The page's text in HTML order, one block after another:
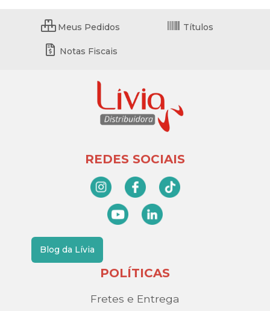
Meus Pedidos Títulos
Notas Fiscais
REDES SOCIAIS
Blog da Lívia
POLÍTICAS
Fretes e Entrega